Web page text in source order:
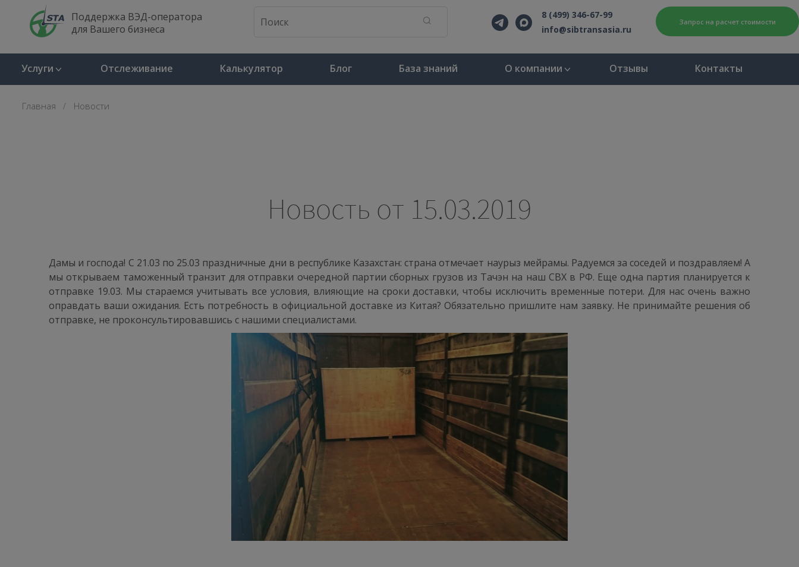
Поддержка ВЭД-оператора
для Вашего бизнеса
8 (499) 346-67-99
info@sibtransasia.ru
Запрос на расчет стоимости
Услуги Отслеживание Калькулятор Блог База знаний О компании Отзывы Контакты
Главная Новости
Новость от 15.03.2019
Дамы и господа! С 21.03 по 25.03 праздничные дни в республике Казахстан: страна отмечает наурыз мейрамы. Радуемся за соседей и поздравляем! А
мы открываем таможенный транзит для отправки очередной партии сборных грузов из Тачэн на наш СВХ в РФ. Еще одна партия планируется к
отправке 19.03. Мы стараемся учитывать все условия, влияющие на сроки доставки, чтобы исключить временные потери. Для нас очень важно
оправдать ваши ожидания. Есть потребность в официальной доставке из Китая? Обязательно пришлите нам заявку. Не принимайте решения об
отправке, не проконсультировавшись с нашими специалистами.